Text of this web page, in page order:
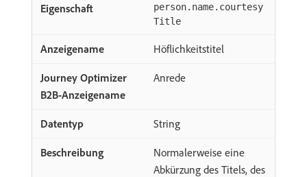
person.name.courtesy
Title
Höflichkeitstitel
Anrede
String
Normalerweise eine
Abkürzung des Titels, des